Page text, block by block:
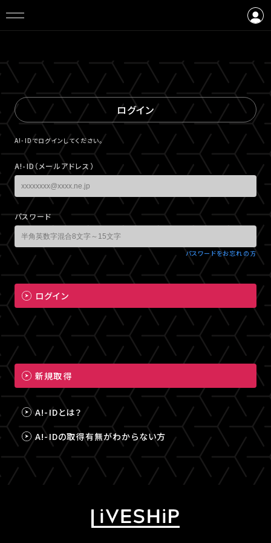
ログイン
A!-IDでログインしてください。
A!-ID（メールアドレス）
パスワード
パスワードをお忘れの方
ログイン
新規取得
A!-IDとは？
A!-IDの取得有無がわからない方